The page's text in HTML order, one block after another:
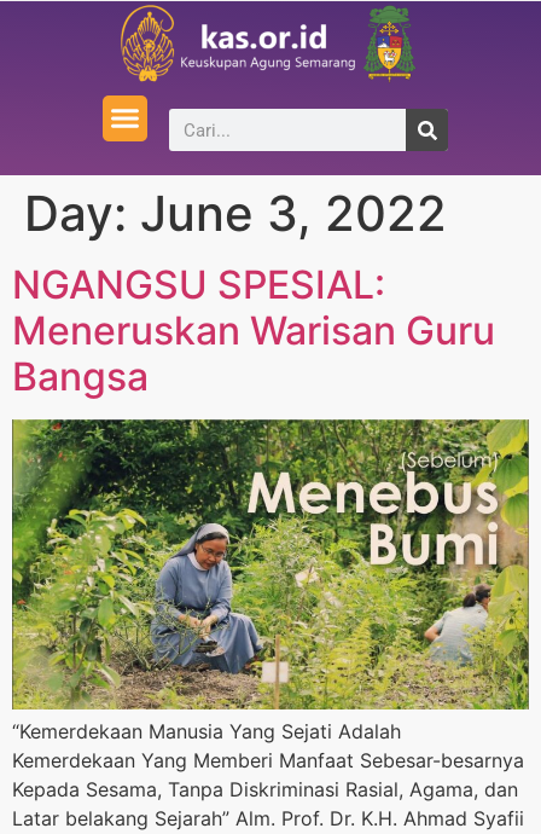
Day: June 3, 2022
NGANGSU SPESIAL:
Meneruskan Warisan Guru
Bangsa
“Kemerdekaan Manusia Yang Sejati Adalah
Kemerdekaan Yang Memberi Manfaat Sebesar-besarnya
Kepada Sesama, Tanpa Diskriminasi Rasial, Agama, dan
Latar belakang Sejarah” Alm. Prof. Dr. K.H. Ahmad Syafii